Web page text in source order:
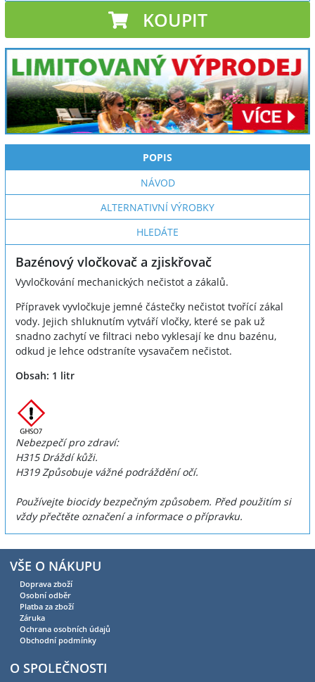
KOUPIT
POPIS
NÁVOD
ALTERNATIVNÍ VÝROBKY
HLEDÁTE
Bazénový vločkovač a zjiskřovač
Vyvločkování mechanických nečistot a zákalů.
Přípravek vyvločkuje jemné částečky nečistot tvořící zákal
vody. Jejich shluknutím vytváří vločky, které se pak už
snadno zachytí ve filtraci nebo vyklesají ke dnu bazénu,
odkud je lehce odstraníte vysavačem nečistot.
Obsah: 1 litr
Nebezpečí pro zdraví:
H315 Dráždí kůži.
H319 Způsobuje vážné podráždění očí.
Používejte biocidy bezpečným způsobem. Před použitím si
vždy přečtěte označení a informace o přípravku.
VŠE O NÁKUPU
Doprava zboží
Osobní odběr
Platba za zboží
Záruka
Ochrana osobních údajů
Obchodní podmínky
O SPOLEČNOSTI